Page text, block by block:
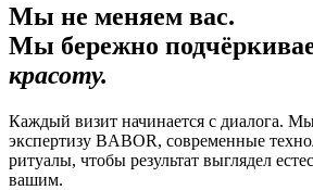
Мы не меняем вас.
Мы бережно
красоту.
Каждый визит начинается с диалога.
экспертизу BABOR, современные
ритуалы, чтобы результат выглядел
вашим.